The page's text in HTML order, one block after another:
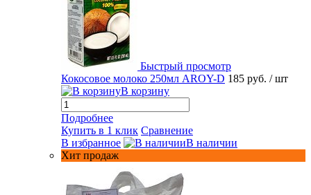
Быстрый просмотр
Кокосовое молоко 250мл AROY-D 185 руб. / шт
В корзину
Подробнее
Купить в 1 клик Сравнение
В избранное
В наличии
Хит продаж